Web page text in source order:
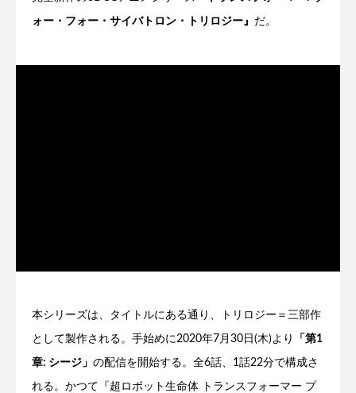
ォー・フォー・サイバトロン・トリロジー』 だ。
本シリーズは、タイトルにある通り、トリロジー＝三部作
として製作される。手始めに2020年7月30日(木)より 「第1
章: シージ」 の配信を開始する。全6話、1話22分で構成さ
れる。かつて『超ロボット生命体 トランスフォーマー プ